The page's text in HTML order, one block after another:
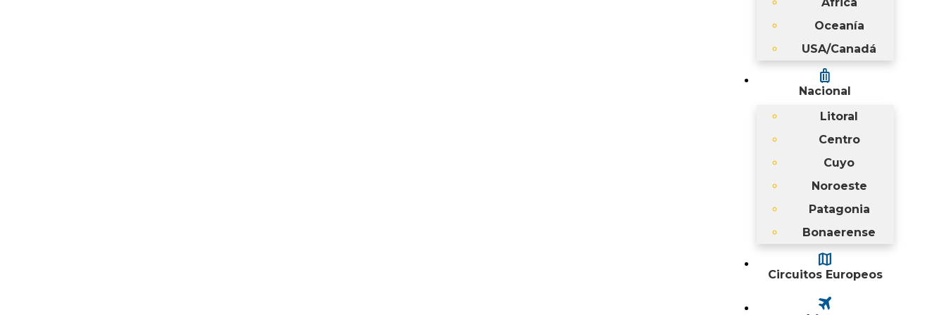
África
Oceanía
USA/Canadá
luggage
Nacional
Litoral
Centro
Cuyo
Noroeste
Patagonia
Bonaerense
map
Circuitos Europeos
travel